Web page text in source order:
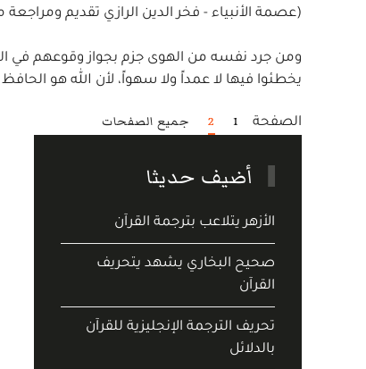
(عصمة الأنبياء - فخر الدين الرازي تقديم
ومن جرد نفسه من الهوى جزم بجواز وقوعهم في
يخطئوا فيها لا عمداً ولا سهواً، لأن الله هو
الصفحة 1
2 جميع الصفحات
أضيف حديثا
الأزهر يتلاعب بترجمة القرآن
صحيح البخاري يشهد يتحريف
القرآن
تحريف الترجمة الإنجليزية للقرآن
بالدلائل